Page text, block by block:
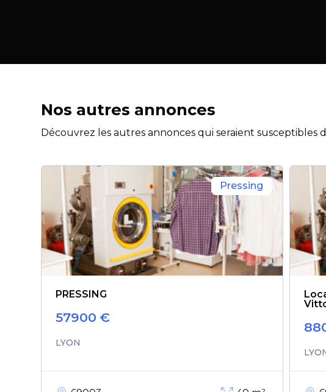
Nos autres annonces
Découvrez les autres annonces qui seraient susceptibles
Pressing
PRESSING
57900 €
LYON